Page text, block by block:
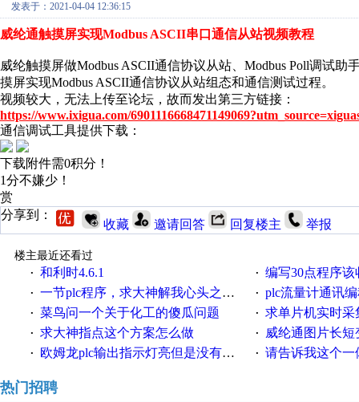
发表于：2021-04-04 12:36:15
威纶通触摸屏实现Modbus ASCII串口通信从站视频教程
威纶触摸屏做Modbus ASCII通信协议从站、Modbus Poll调试
摸屏实现Modbus ASCII通信协议从站组态和通信测试过程。
视频较大，无法上传至论坛，故而发出第三方链接：
https://www.ixigua.com/
通信调试工具提供下载：
下载附件需0积分！
1分不嫌少！
赏
分享到：
收藏 邀请回答 回复楼主 举报
楼主最近还看过
· 和利时4.6.1 · 编写30点程序
· 一节plc程序，求大神解我心头之惑，感谢 · plc流量计通讯
· 菜鸟问一个关于化工的傻瓜问题 · 求单片机实时采集多路AB
· 求大神指点这个方案怎么做 · 威纶通图片长
· 欧姆龙plc输出指示灯亮但是没有输出电压 · 请告诉我这个一体机的
热门招聘